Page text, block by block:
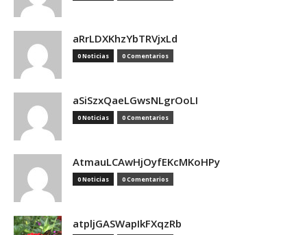
aRrLDXKhzYbTRVjxLd
0 Noticias 0 Comentarios
aSiSzxQaeLGwsNLgrOoLI
0 Noticias 0 Comentarios
AtmauLCAwHjOyfEKcMKoHPy
0 Noticias 0 Comentarios
atpljGASWapIkFXqzRb